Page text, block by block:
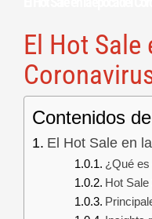
El Hot Sale
Contenidos
El Hot Sale en
¿Qué es
Hot Sale